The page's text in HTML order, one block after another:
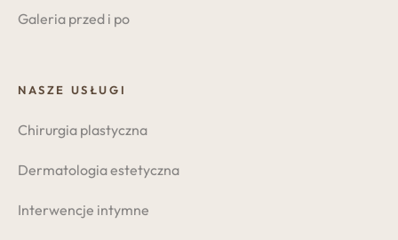
Galeria przed i po
NASZE USŁUGI
Chirurgia plastyczna
Dermatologia estetyczna
Interwencje intymne